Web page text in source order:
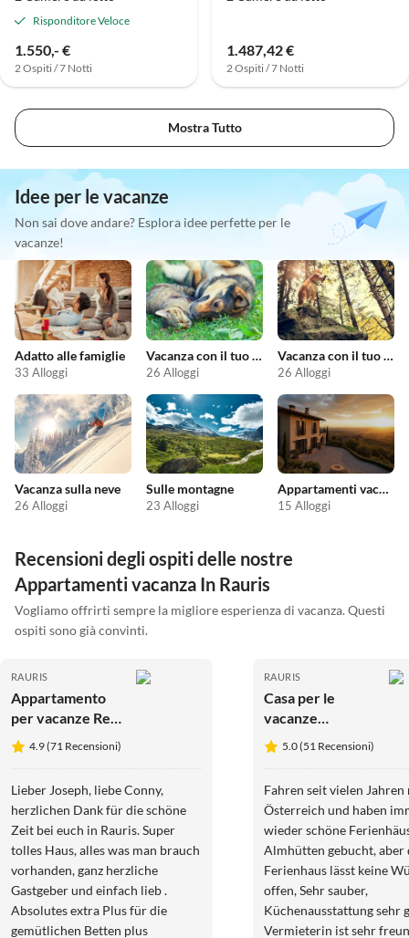
Risponditore Veloce
1.550,- €
2 Ospiti / 7 Notti
1.487,42 €
2 Ospiti / 7 Notti
Mostra Tutto
Idee per le vacanze
Non sai dove andare? Esplora idee perfette per le
vacanze!
Adatto alle famiglie
33 Alloggi
Vacanza con il tuo animale domestico
26 Alloggi
Vacanza con il tuo cane
26 Alloggi
Vacanza sulla neve
26 Alloggi
Sulle montagne
23 Alloggi
Appartamenti vacanze economici
15 Alloggi
Recensioni degli ospiti delle nostre
Appartamenti vacanza In Rauris
Vogliamo offrirti sempre la migliore esperienza di vacanza. Questi
ospiti sono già convinti.
RAURIS
Appartamento
per vacanze Resi
Palfinger
4.9 (71 Recensioni)
Lieber Joseph, liebe Conny,
herzlichen Dank für die schöne
Zeit bei euch in Rauris. Super
tolles Haus, alles was man brauch
vorhanden, ganz herzliche
Gastgeber und einfach lieb .
Absolutes extra Plus für die
gemütlichen Betten plus
RAURIS
Casa per le
vacanze
Goldberg Hittn
5.0 (51 Recensioni)
Fahren seit vielen Jahren
Österreich und haben
wieder schöne
Almhütten gebucht, aber
Ferienhaus lässt keine
offen, Sehr sauber,
Küchenausstattung sehr
Vermieterin ist sehr